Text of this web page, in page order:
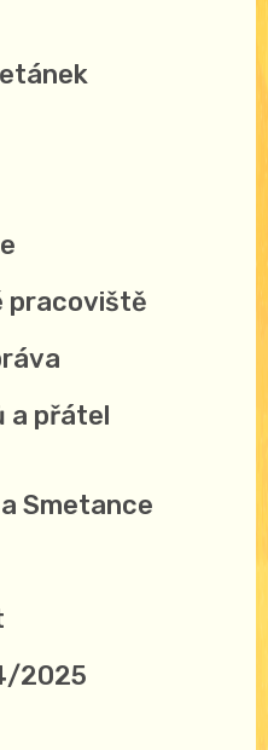
pracoviště
a přátel
Smetance
2025